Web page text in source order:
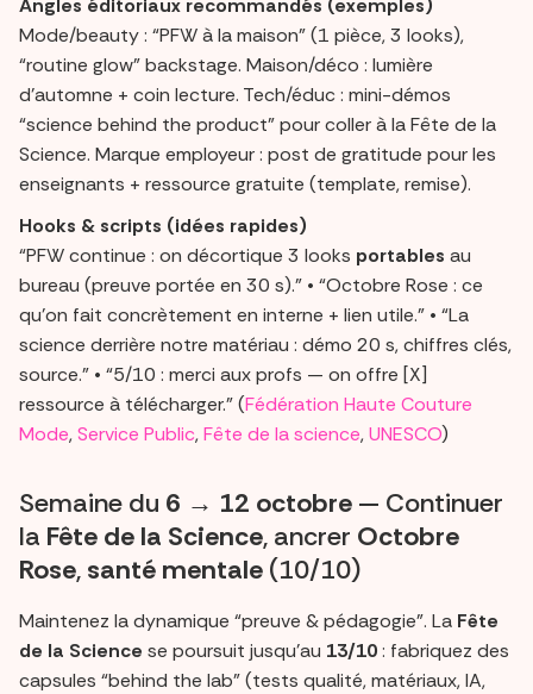
Angles éditoriaux recommandés (exemples)
Mode/beauty : “PFW à la maison” (1 pièce, 3 looks),
“routine glow” backstage. Maison/déco : lumière
d’automne + coin lecture. Tech/éduc : mini-démos
“science behind the product” pour coller à la Fête de la
Science. Marque employeur : post de gratitude pour les
enseignants + ressource gratuite (template, remise).
Hooks & scripts (idées rapides)
“PFW continue : on décortique 3 looks portables au
bureau (preuve portée en 30 s).” • “Octobre Rose : ce
qu’on fait concrètement en interne + lien utile.” • “La
science derrière notre matériau : démo 20 s, chiffres clés,
source.” • “5/10 : merci aux profs — on offre [X]
ressource à télécharger.” (Fédération Haute Couture
Mode,Service Public,Fête de la science,UNESCO)
Semaine du 6 → 12 octobre — Continuer
la Fête de la Science, ancrer Octobre
Rose, santé mentale (10/10)
Maintenez la dynamique “preuve & pédagogie”. La Fête
de la Science se poursuit jusqu’au 13/10: fabriquez des
capsules “behind the lab” (tests qualité, matériaux, IA,